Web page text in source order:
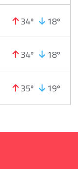
34º 18º
34º 18º
35º 19º